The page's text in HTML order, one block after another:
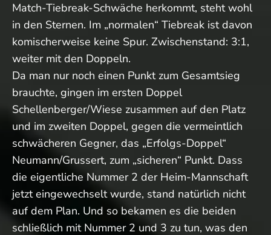
Match-Tiebreak-Schwäche herkommt, steht wohl
in den Sternen. Im „normalen“ Tiebreak ist davon
komischerweise keine Spur. Zwischenstand: 3:1,
weiter mit den Doppeln.
Da man nur noch einen Punkt zum Gesamtsieg
brauchte, gingen im ersten Doppel
Schellenberger/Wiese zusammen auf den Platz
und im zweiten Doppel, gegen die vermeintlich
schwächeren Gegner, das „Erfolgs-Doppel“
Neumann/Grussert, zum „sicheren“ Punkt. Dass
die eigentliche Nummer 2 der Heim-Mannschaft
jetzt eingewechselt wurde, stand natürlich nicht
auf dem Plan. Und so bekamen es die beiden
schließlich mit Nummer 2 und 3 zu tun, was den